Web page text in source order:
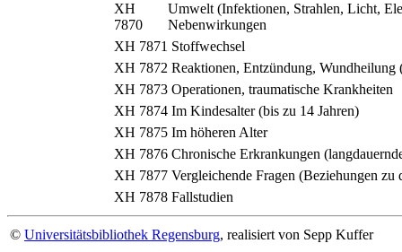
XH
7870
Umwelt (Infektionen, Strahlen, Licht,
Nebenwirkungen
XH 7871 Stoffwechsel
XH 7872 Reaktionen, Entzündung,
XH 7873 Operationen, traumatische Krankheiten
XH 7874 Im Kindesalter (bis zu 14 Jahren)
XH 7875 Im höheren Alter
XH 7876 Chronische Erkrankungen
XH 7877 Vergleichende Fragen (Beziehungen zu
XH 7878 Fallstudien
© Universitätsbibliothek Regensburg, realisiert von Sepp Kuffer